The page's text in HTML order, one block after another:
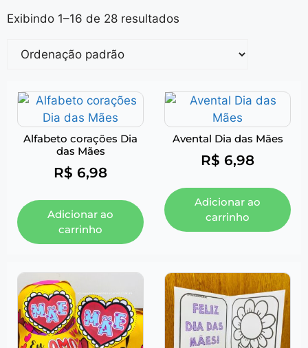
Exibindo 1–16 de 28 resultados
Alfabeto corações Dia
das Mães
R$ 6,98
Adicionar ao
carrinho
Avental Dia das Mães
R$ 6,98
Adicionar ao
carrinho